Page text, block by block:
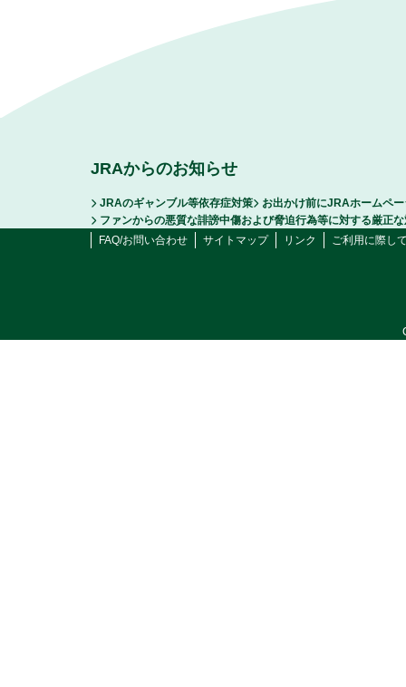
JRAからのお知らせ
JRAのギャンブル等依存症対策
お出かけ前にJRAホームペ
ファンからの悪質な誹謗中傷および脅迫行為等に対する厳正
FAQ/お問い合わせ
サイトマップ リンク ご利用に際し